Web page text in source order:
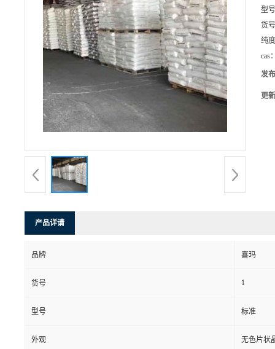
型
货
纯
cas
发
更
产品详请
品牌 喜玛
货号 1
型号 标准
外观 无色片状